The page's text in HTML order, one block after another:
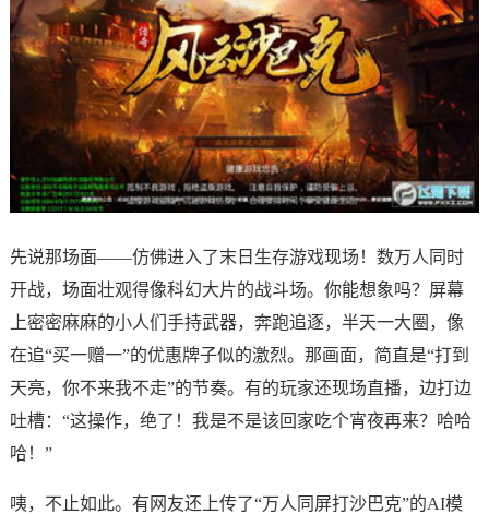
先说那场面——仿佛进入了末日生存游戏现场！数万人同时
开战，场面壮观得像科幻大片的战斗场。你能想象吗？屏幕
上密密麻麻的小人们手持武器，奔跑追逐，半天一大圈，像
在追“买一赠一”的优惠牌子似的激烈。那画面，简直是“打到
天亮，你不来我不走”的节奏。有的玩家还现场直播，边打边
吐槽：“这操作，绝了！我是不是该回家吃个宵夜再来？哈哈
哈！”
咦，不止如此。有网友还上传了“万人同屏打沙巴克”的AI模